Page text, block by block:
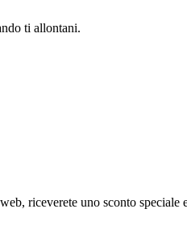
ti allontani.
riceverete uno sconto